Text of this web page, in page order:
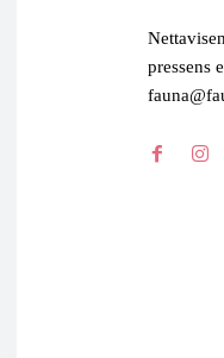
pressens